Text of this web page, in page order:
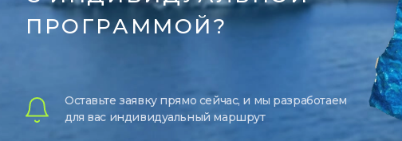
ПРОГРАММОЙ?
Оставьте заявку прямо сейчас, и мы разработаем
для вас индивидуальный маршрут